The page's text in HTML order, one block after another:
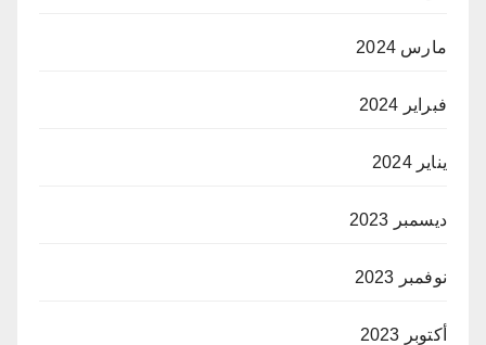
مارس 2024
فبراير 2024
يناير 2024
ديسمبر 2023
نوفمبر 2023
أكتوبر 2023